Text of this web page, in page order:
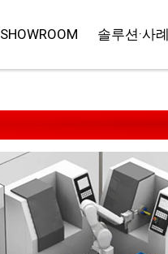
SHOWROOM 솔루션·사례